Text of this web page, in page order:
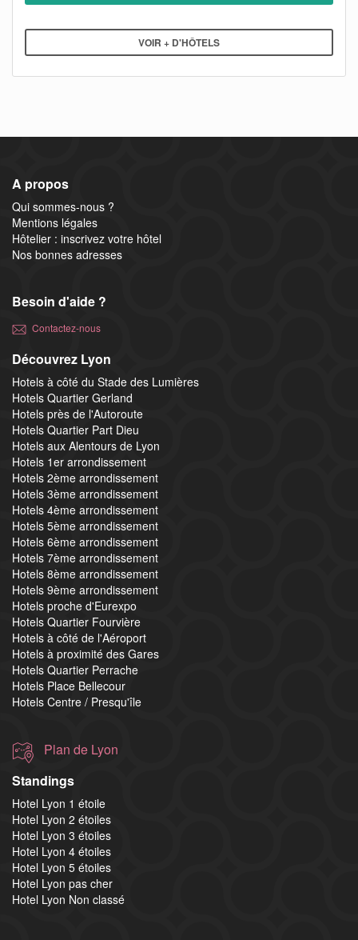
VOIR + D'HÔTELS
A propos
Qui sommes-nous ?
Mentions légales
Hôtelier : inscrivez votre hôtel
Nos bonnes adresses
Besoin d'aide ?
Contactez-nous
Découvrez Lyon
Hotels à côté du Stade des Lumières
Hotels Quartier Gerland
Hotels près de l'Autoroute
Hotels Quartier Part Dieu
Hotels aux Alentours de Lyon
Hotels 1er arrondissement
Hotels 2ème arrondissement
Hotels 3ème arrondissement
Hotels 4ème arrondissement
Hotels 5ème arrondissement
Hotels 6ème arrondissement
Hotels 7ème arrondissement
Hotels 8ème arrondissement
Hotels 9ème arrondissement
Hotels proche d'Eurexpo
Hotels Quartier Fourvière
Hotels à côté de l'Aéroport
Hotels à proximité des Gares
Hotels Quartier Perrache
Hotels Place Bellecour
Hotels Centre / Presqu'île
Plan de Lyon
Standings
Hotel Lyon 1 étoile
Hotel Lyon 2 étoiles
Hotel Lyon 3 étoiles
Hotel Lyon 4 étoiles
Hotel Lyon 5 étoiles
Hotel Lyon pas cher
Hotel Lyon Non classé